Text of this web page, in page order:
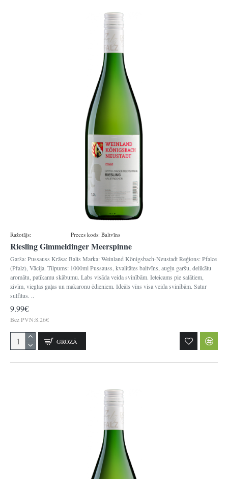
Ražotājs: Preces kods: Baltvīns
Riesling Gimmeldinger Meerspinne
Garša: Pussauss Krāsa: Balts Marka: Weinland Königsbach-Neustadt Reģions: Pfalce
(Pfalz), Vācija. Tilpums: 1000ml Pussauss, kvalitātes baltvīns, augļu garšu, delikātu
aromātu, patīkamu skābumu. Labs visāda veida svinībām. Ieteicams pie salātiem,
zivīm, vieglas gaļas un makaronu ēdieniem. Ideāls vīns visa veida svinībām. Satur
sulfītus. ..
9.99€
Bez PVN:8.26€
GROZĀ